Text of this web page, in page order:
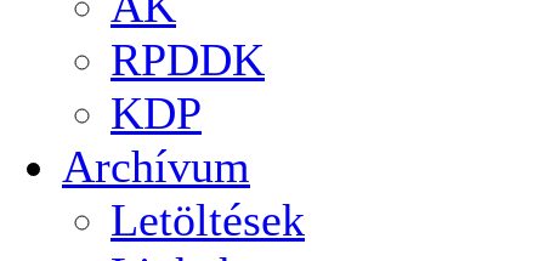
RPDDK
KDP
Archívum
Letöltések